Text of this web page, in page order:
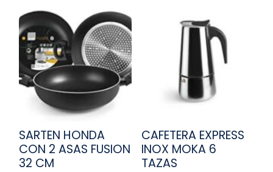
SARTEN HONDA
CON 2 ASAS FUSION
32 CM
CAFETERA EXPRESS
INOX MOKA 6
TAZAS